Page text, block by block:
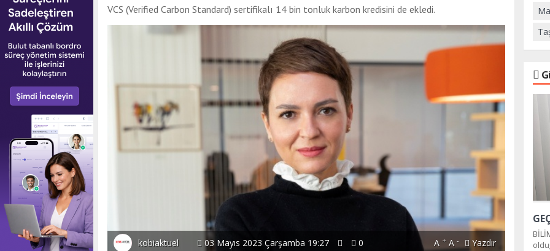
VCS (Verified Carbon Standard) sertifikalı 14 bin tonluk karbon kredisini de ekledi.
kobiaktuel 03 Mayıs 2023 Çarşamba 19:27 0 A + A - Yazdır